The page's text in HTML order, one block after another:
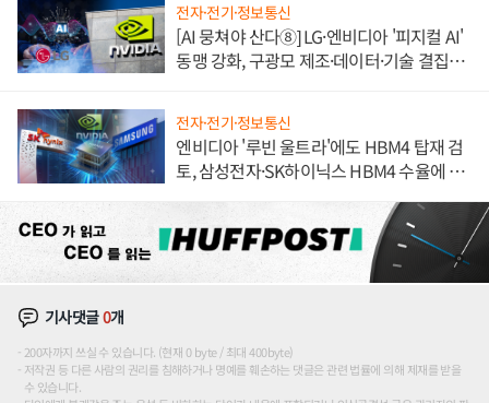
전자·전기·정보통신
[AI 뭉쳐야 산다⑧] LG·엔비디아 '피지컬 AI'
동맹 강화, 구광모 제조·데이터·기술 결집
전자·전기·정보통신
엔비디아 '루빈 울트라'에도 HBM4 탑재 검
토, 삼성전자·SK하이닉스 HBM4 수율에 주
기사댓글0개
200자까지 쓰실 수 있습니다. (현재 0 byte / 최대 400byte)
저작권 등 다른 사람의 권리를 침해하거나 명예를 훼손하는 댓글은 관련 법률에 의해 제재를 받을
수 있습니다.